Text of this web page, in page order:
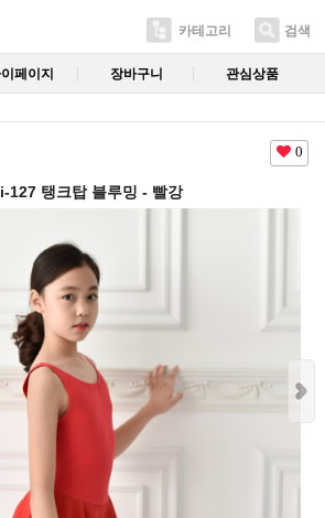
카테고리 검색
페이지 장바구니 관심상품
0
127 탱크탑 블루밍 - 빨강